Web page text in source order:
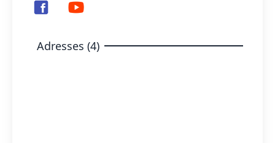
Adresses (4)